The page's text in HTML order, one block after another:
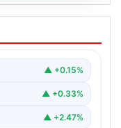
sonrası
▲ +0.15%
▲ +0.33%
▲ +2.47%